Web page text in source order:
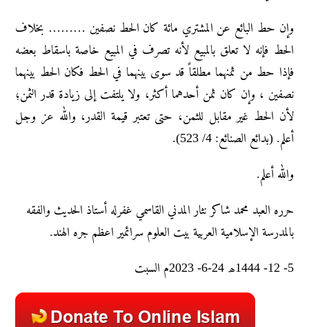
وإن حط البائع عن المشتري مائة كان الحط نصفين ……… بخلاف
الحط فإنه لا تعلق بالمبيع لأنه تصرف في المبيع خاصة باسقاط بعضه
فإذا حط من ثمنهما مطلقاً قد سوى بينهما في الحط فكان الحط بينهما
نصفين ، وإن كان ثمن أحدهما أكثر، ولا يلتفت إلى زيادة قدر الثمن؛
لأن الحط غير مقابل للثمن، حتى تعتبر قيمة القدر، والله عز وجل
أعلم. (بدائع الصنائع: 4/ 523).
والله أعلم.
حرره العبد محمد شاکر نثار المدني القاسمي غفرله أستاذ الحديث والفقه
بالمدرسة الإسلامية العربية بيت العلوم سرائمير اعظم جره الهند.
5- 12- 1444ھ 24-6- 2023م السبت